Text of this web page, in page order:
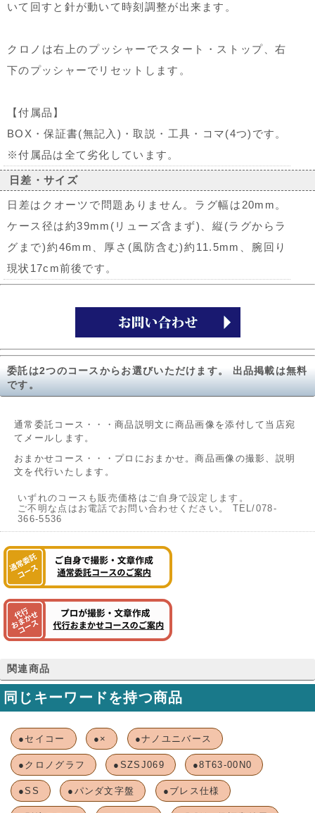
いて回すと針が動いて時刻調整が出来ます。
クロノは右上のプッシャーでスタート・ストップ、右
下のプッシャーでリセットします。
【付属品】
BOX・保証書(無記入)・取説・工具・コマ(4つ)です。
※付属品は全て劣化しています。
日差・サイズ
日差はクオーツで問題ありません。ラグ幅は20mm。
ケース径は約39mm(リューズ含まず)、縦(ラグからラ
グまで)約46mm、厚さ(風防含む)約11.5mm、腕回り
現状17cm前後です。
委託は2つのコースからお選びいただけます。 出品掲載は無料
です。
通常委託コース・・・商品説明文に商品画像を添付して当店宛
てメールします。
おまかせコース・・・プロにおまかせ。商品画像の撮影、説明
文を代行いたします。
いずれのコースも販売価格はご自身で設定します。
ご不明な点はお電話でお問い合わせください。 TEL/078-
366-5536
関連商品
同じキーワードを持つ商品
●セイコー ●× ●ナノユニバース
●クロノグラフ ●SZSJ069 ●8T63-00N0
●SS ●パンダ文字盤 ●ブレス仕様